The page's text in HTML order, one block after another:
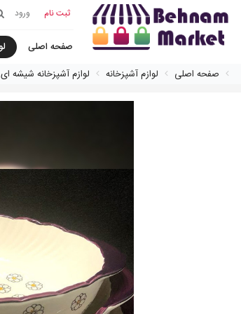
ثبت نام ورود
صفحه اصلی
صفحه اصلی
لوازم آشپزخانه لوازم آشپزخانه شیشه ای